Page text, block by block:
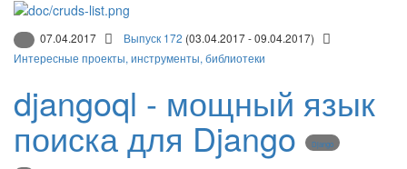
07.04.2017 Выпуск 172 (03.04.2017 - 09.04.2017)
Интересные проекты, инструменты, библиотеки
djangoql - мощный язык
поиска для Django Django